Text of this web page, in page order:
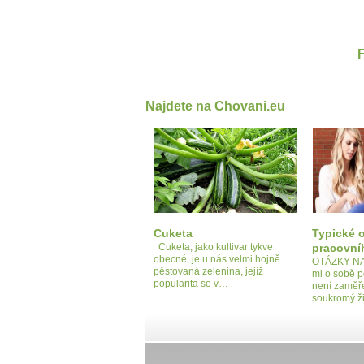
Najdete na Chovani.eu
Cuketa
Cuketa, jako kultivar tykve
obecné, je u nás velmi hojně
pěstovaná zelenina, jejíž
popularita se v…
Typické
OTÁZKY
mi o sobě
není
soukromý